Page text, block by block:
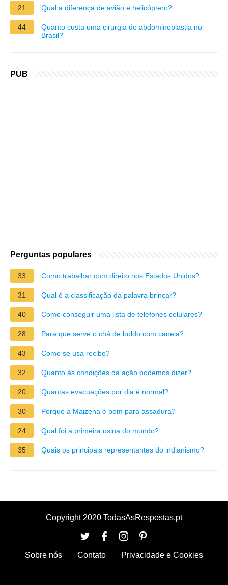
21 Qual a diferença de avião e helicóptero?
44
Quanto custa uma cirurgia de abdominoplastia no
Brasil?
PUB
Perguntas populares
33 Como trabalhar com direito nos Estados Unidos?
31 Qual é a classificação da palavra brincar?
40 Como conseguir uma lista de telefones celulares?
28 Para que serve o chá de boldo com canela?
43 Como se usa recibo?
32 Quanto às condições da ação podemos dizer?
20 Quantas evacuações por dia é normal?
30 Porque a Maizena é bom para assadura?
24 Qual foi a primeira usina do mundo?
35 Quais os principais representantes do indianismo?
Copyright 2020 TodasAsRespostas.pt
Sobre nós Contato Privacidade e Cookies